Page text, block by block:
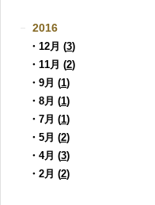
2016
・12月 (3)
・11月 (2)
・9月 (1)
・8月 (1)
・7月 (1)
・5月 (2)
・4月 (3)
・2月 (2)